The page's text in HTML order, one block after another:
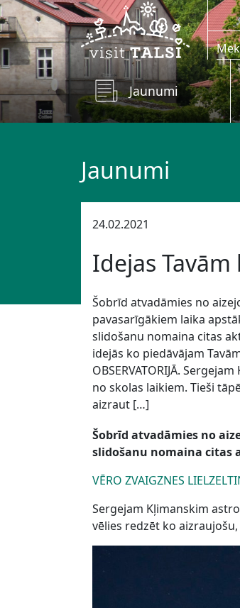
Skip to main content
Jaunumi
Jaunumi
24.02.2021
Idejas
Šobrīd atvadāmies no
pavasarīgākiem laika
slidošanu nomaina citas
idejās ko piedāvājam
OBSERVATORIJĀ.
no skolas laikiem. Tieši
aizraut […]
Šobrīd atvadāmies no
slidošanu nomaina citas
VĒRO ZVAIGZNES
Sergejam Kļimanskim
vēlies redzēt ko